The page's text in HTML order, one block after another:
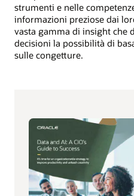
strumenti e nelle
informazioni preziose dai
vasta gamma di insight che
decisioni la possibilità di
sulle congetture.